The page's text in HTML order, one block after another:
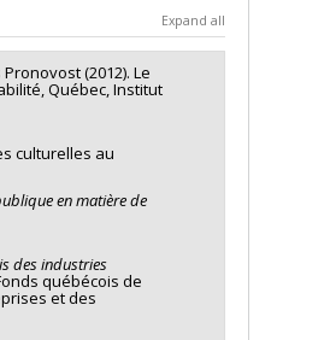
Expand all
(2012). Le
Québec, Institut
culturelles au
en matière de
des industries
québécois de
et des